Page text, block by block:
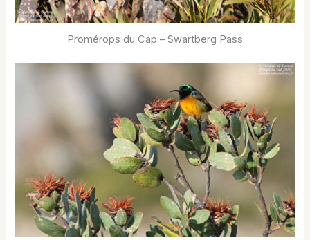
Promérops du Cap – Swartberg Pass